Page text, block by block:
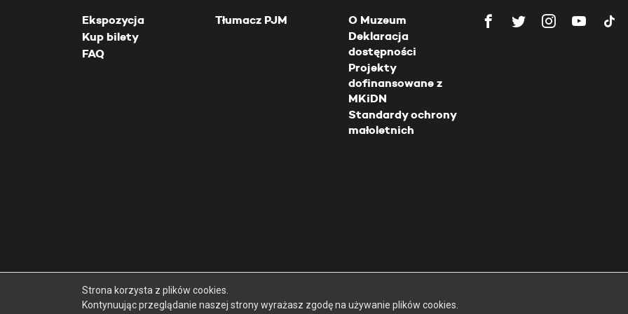
Ekspozycja
Kup bilety
FAQ
Tłumacz PJM
O Muzeum
Deklaracja
dostępności
Projekty
dofinansowane z
MKiDN
Standardy ochrony
małoletnich
Copyright 2026 Muzeum Powstania Warszawskiego
Strona korzysta z plików cookies.
Kontynuując przeglądanie naszej strony wyrażasz zgodę na używanie plików cookies.